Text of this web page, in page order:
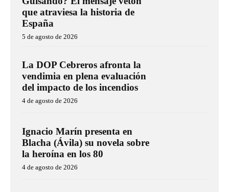
que atraviesa la historia de
España
5 de agosto de 2026
La DOP Cebreros afronta la
vendimia en plena evaluación
del impacto de los incendios
4 de agosto de 2026
Ignacio Marín presenta en
Blacha (Ávila) su novela sobre
la heroína en los 80
4 de agosto de 2026